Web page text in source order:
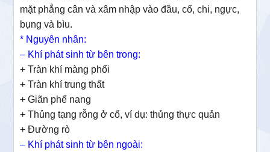
mặt phẳng cân và xâm nhập vào đầu, cổ, chi, ngực,
bụng và bìu.
* Nguyên nhân:
– Khí phát sinh từ bên trong:
+ Tràn khí màng phổi
+ Tràn khí trung thất
+ Giãn phế nang
+ Thủng tạng rỗng ở cổ, ví dụ: thủng thực quản
+ Đường rò
– Khí phát sinh từ bên ngoài: